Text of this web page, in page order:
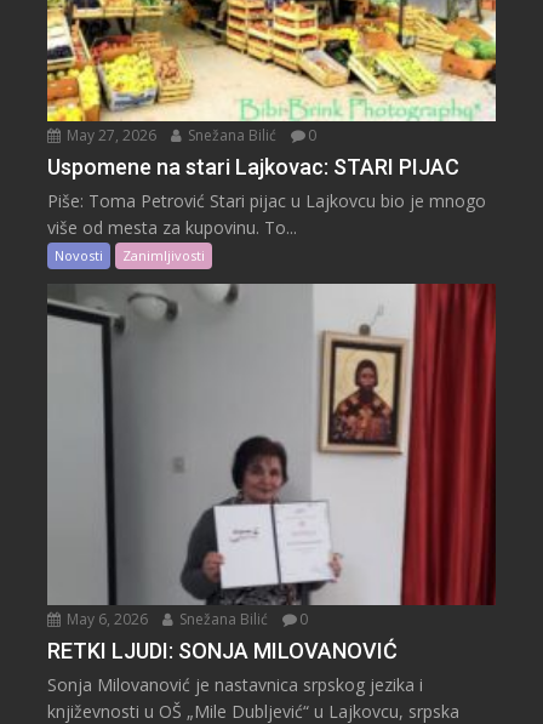
May 27, 2026 Snežana Bilić 0
Uspomene na stari Lajkovac: STARI PIJAC
Piše: Toma Petrović Stari pijac u Lajkovcu bio je mnogo
više od mesta za kupovinu. To...
Novosti Zanimljivosti
May 6, 2026 Snežana Bilić 0
RETKI LJUDI: SONJA MILOVANOVIĆ
Sonja Milovanović je nastavnica srpskog jezika i
književnosti u OŠ „Mile Dubljević“ u Lajkovcu, srpska